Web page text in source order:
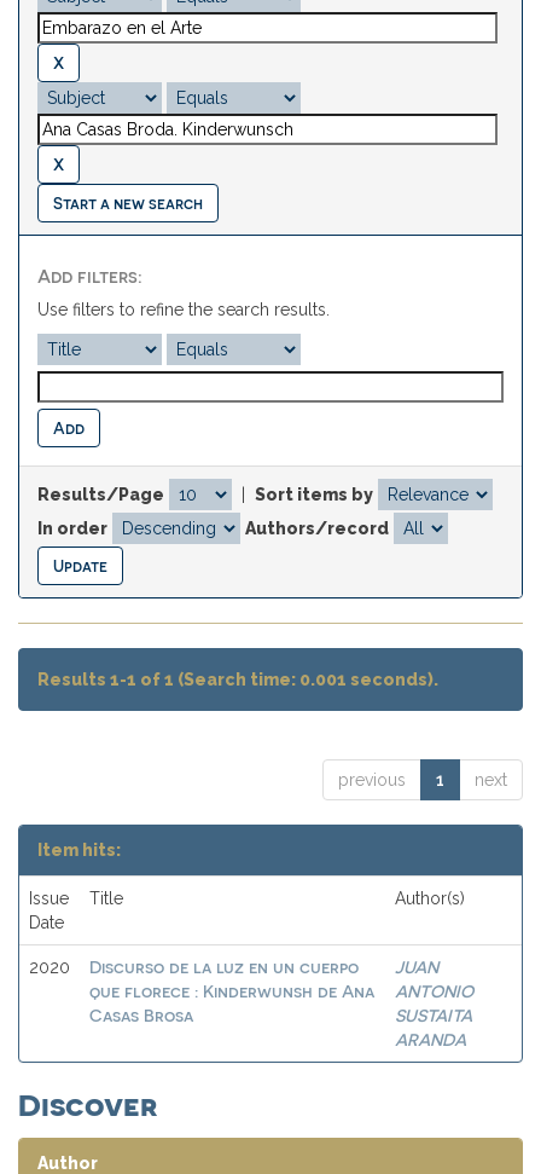
Start a new search
Add filters:
Use filters to refine the search results.
Results/Page
Sort items by
In order
Authors/record
Results 1-1 of 1 (Search time: 0.001 seconds).
previous 1 next
Item hits:
Issue
Date
Title Author(s)
2020
Discurso de la luz en un cuerpo
que florece : Kinderwunsh de Ana
Casas Brosa
JUAN
ANTONIO
SUSTAITA
ARANDA
Discover
Author